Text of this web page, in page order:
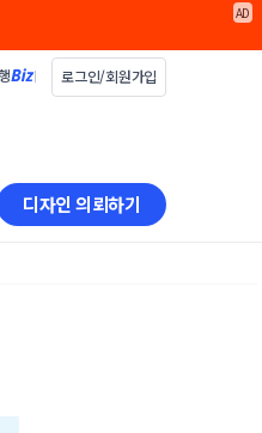
AD
로그인/회원가입
디자인 의뢰하기